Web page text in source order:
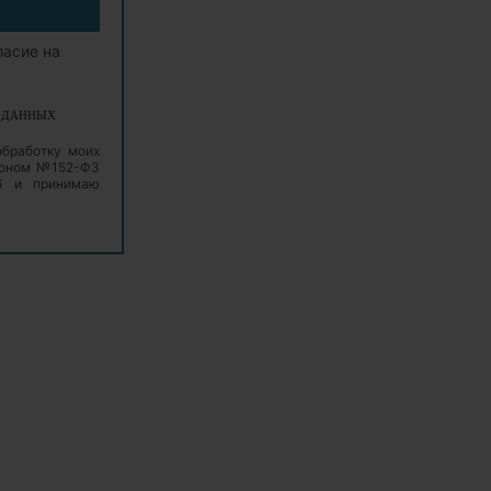
на
ДАННЫХ
моих
№152-ФЗ
и принимаю